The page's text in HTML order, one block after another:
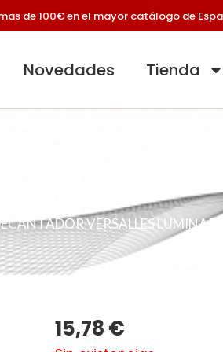
de 100€ en el mayor catálogo de
Novedades Tienda
VERSALLES LUMINAR
15,78€